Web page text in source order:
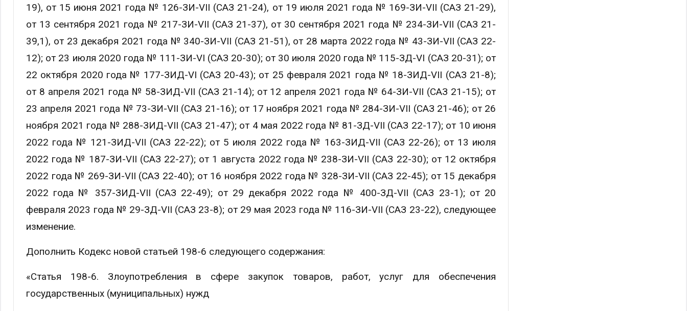
19), от 15 июня 2021 года № 126-ЗИ-VII (САЗ 21-24), от 19 июля 2021 года № 169-ЗИ-VII (САЗ 21-29),
от 13 сентября 2021 года № 217-ЗИ-VII (САЗ 21-37), от 30 сентября 2021 года № 234-ЗИ-VII (САЗ 21-
39,1), от 23 декабря 2021 года № 340-ЗИ-VII (САЗ 21-51), от 28 марта 2022 года № 43-ЗИ-VII (САЗ 22-
12); от 23 июля 2020 года № 111-ЗИ-VI (САЗ 20-30); от 30 июля 2020 года № 115-ЗД-VI (САЗ 20-31); от
22 октября 2020 года № 177-ЗИД-VI (САЗ 20-43); от 25 февраля 2021 года № 18-ЗИД-VII (САЗ 21-8);
от 8 апреля 2021 года № 58-ЗИД-VII (САЗ 21-14); от 12 апреля 2021 года № 64-ЗИ-VII (САЗ 21-15); от
23 апреля 2021 года № 73-ЗИ-VII (САЗ 21-16); от 17 ноября 2021 года № 284-ЗИ-VII (САЗ 21-46); от 26
ноября 2021 года № 288-ЗИД-VII (САЗ 21-47); от 4 мая 2022 года № 81-ЗД-VII (САЗ 22-17); от 10 июня
2022 года № 121-ЗИД-VII (САЗ 22-22); от 5 июля 2022 года № 163-ЗИД-VII (САЗ 22-26); от 13 июля
2022 года № 187-ЗИ-VII (САЗ 22-27); от 1 августа 2022 года № 238-ЗИ-VII (САЗ 22-30); от 12 октября
2022 года № 269-ЗИ-VII (САЗ 22-40); от 16 ноября 2022 года № 328-ЗИ-VII (САЗ 22-45); от 15 декабря
2022 года № 357-ЗИД-VII (САЗ 22-49); от 29 декабря 2022 года № 400-ЗД-VII (САЗ 23-1); от 20
февраля 2023 года № 29-ЗД-VII (САЗ 23-8); от 29 мая 2023 года № 116-ЗИ-VII (САЗ 23-22), следующее
изменение.
Дополнить Кодекс новой статьей 198-6 следующего содержания:
«Статья 198-6. Злоупотребления в сфере закупок товаров, работ, услуг для обеспечения
государственных (муниципальных) нужд